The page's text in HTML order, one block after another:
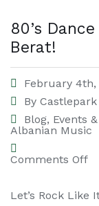
80’s
Berat!
February 4th,
By Castlepark
Blog, Events
Albanian Music
Comments Off
Let’s Rock Like